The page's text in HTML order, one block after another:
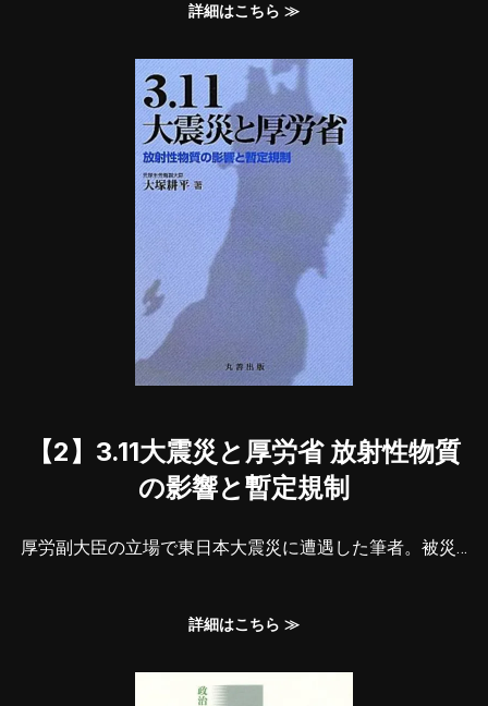
詳細はこちら ≫
【2】3.11大震災と厚労省 放射性物質
の影響と暫定規制
厚労副大臣の立場で東日本大震災に遭遇した筆者。被災…
詳細はこちら ≫